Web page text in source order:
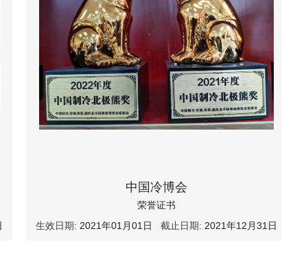
中国冷博会
荣誉证书
生效日期: 2021年01月01日 截止日期: 2021年12月31日